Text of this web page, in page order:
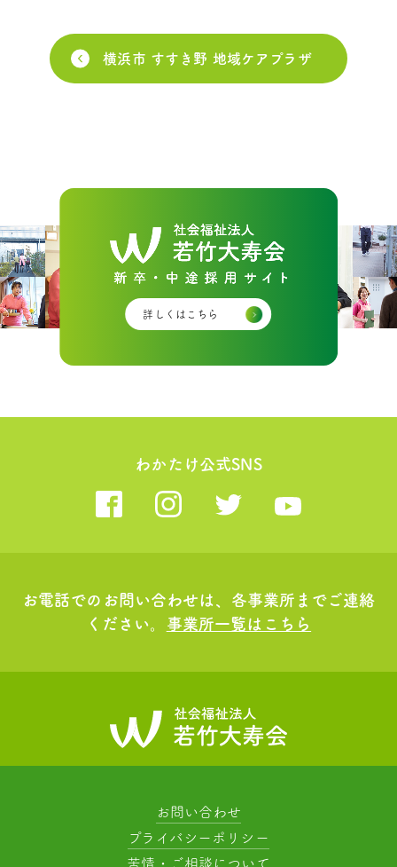
横浜市 すすき野 地域ケアプラザ
詳しくはこちら
わかたけ公式SNS
お電話でのお問い合わせは、各事業所までご連絡
ください。 事業所一覧はこちら
お問い合わせ
プライバシーポリシー
苦情・ご相談について